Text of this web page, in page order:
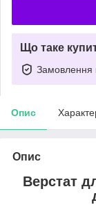
Що таке
Замовлення
Опис
Опис
Верстат